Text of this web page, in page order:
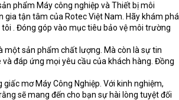
phẩm Máy công nghiệp và Thiết bị môi
tận tâm của Rotec Việt Nam. Hãy khám phá
. Đóng góp vào mục tiêu bảo vệ môi trường
một sản phẩm chất lượng. Mà còn là sự tin
đáp ứng mọi yêu cầu của khách hàng. Đồng
mơ Máy Công Nghiệp. Với kinh nghiệm,
sẽ mang đến cho bạn sự hài lòng tuyệt đối